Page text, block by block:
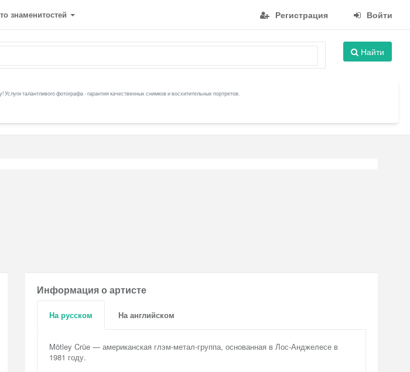
знаменитостей Регистрация Войти
Найти
талантливого фотографа - гарантия качественных снимков и восхитительных портретов.
Информация о артисте
На русском На английском
Mötley Crüe — американская глэм-метал-группа, основанная в Лос-Анджелесе в
1981 году.